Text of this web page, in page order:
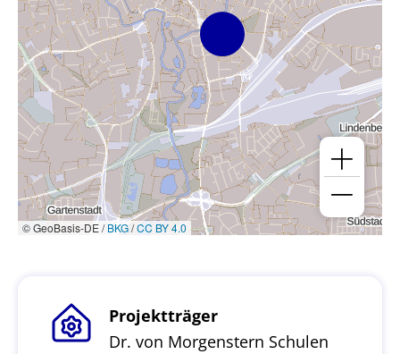
© GeoBasis-DE /BKG/CC BY 4.0
Projektträger
Dr. von Morgenstern Schulen